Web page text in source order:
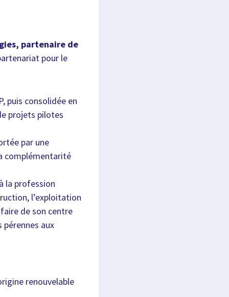
partenaire de
pour le
puis consolidée en
projets pilotes
par une
complémentarité
la profession
l’exploitation
de son centre
aux
renouvelable